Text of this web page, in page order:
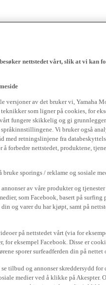
nettstedet vårt, slik at vi kan
versjoner av det bruker vi, Yamaha
som ligner på cookies, for
fungere skikkelig og gi
Vi bruker også
med retningslinjene fra
forbedre nettstedet, produktene,
sporings / reklame og sosiale
av våre produkter og
som Facebook, basert på surfing
og varer du har kjøpt, samt på
på nettstedet vårt (via for
eksempel Facebook. Disse er
sporer surfeadferden din på
tilbud og annonser skreddersydd for
medier ved å klikke på Akespter.